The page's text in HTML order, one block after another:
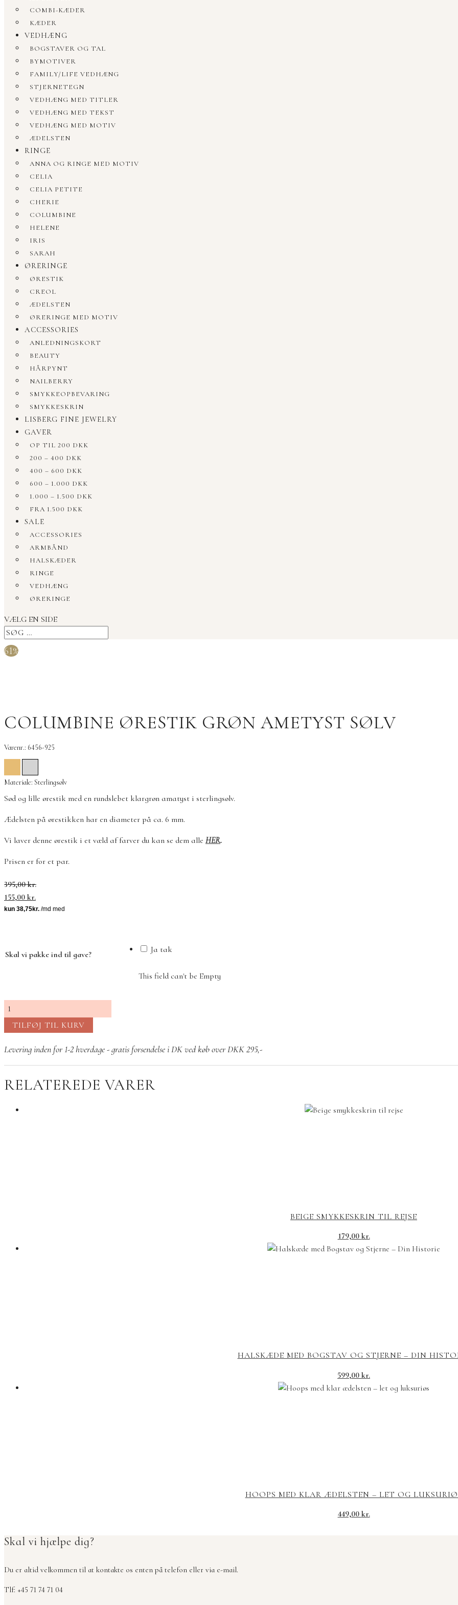
COMBI-KÆDER
KÆDER
VEDHÆNG
BOGSTAVER OG TAL
BYMOTIVER
FAMILY/LIFE VEDHÆNG
STJERNETEGN
VEDHÆNG MED TITLER
VEDHÆNG MED TEKST
VEDHÆNG MED MOTIV
ÆDELSTEN
RINGE
ANNA OG RINGE MED MOTIV
CELIA
CELIA PETITE
CHERIE
COLUMBINE
HELENE
IRIS
SARAH
ØRERINGE
ØRESTIK
CREOL
ÆDELSTEN
ØRERINGE MED MOTIV
ACCESSORIES
ANLEDNINGSKORT
BEAUTY
HÅRPYNT
NAILBERRY
SMYKKEOPBEVARING
SMYKKESKRIN
LISBERG FINE JEWELRY
GAVER
OP TIL 200 DKK
200 – 400 DKK
400 – 600 DKK
600 – 1.000 DKK
1.000 – 1.500 DKK
FRA 1.500 DKK
SALE
ACCESSORIES
ARMBÅND
HALSKÆDER
RINGE
VEDHÆNG
ØRERINGE
VÆLG EN SIDE
61%
COLUMBINE ØRESTIK GRØN AMETYST SØLV
Varenr.: 6456-925
Materiale: Sterlingsølv
Sød og lille ørestik med en rundslebet klargrøn amatyst i sterlingsølv.
Ædelsten på ørestikken har en diameter på ca. 6 mm.
Vi laver denne ørestik i et væld af farver du kan se dem alle HER.
Prisen er for et par.
395,00kr.
Den
oprindelige
pris
155,00 kr.
Den
aktuelle
pris
Skal vi pakke ind til gave?
Ja tak
This field can't be Empty
Columbine
ørestik
Grøn
ametyst
TILFØJ TIL KURV
Levering inden for 1-2 hverdage - gratis forsendelse i DK ved køb over DKK 295,-
RELATEREDE VARER
BEIGE SMYKKESKRIN TIL REJSE
179,00 kr.
HALSKÆDE MED BOGSTAV OG STJERNE – DIN
599,00 kr.
HOOPS MED KLAR ÆDELSTEN – LET OG
449,00 kr.
Skal vi hjælpe dig?
Du er altid velkommen til at kontakte os enten på telefon eller via e-mail.
Tlf: +45 71 74 71 04